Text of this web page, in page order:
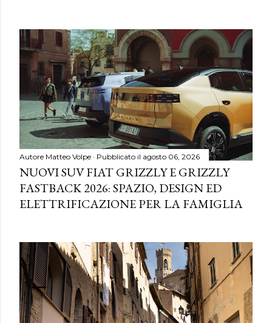
Autore Matteo Volpe Pubblicato il agosto 06, 2026
NUOVI SUV FIAT GRIZZLY E GRIZZLY
FASTBACK 2026: SPAZIO, DESIGN ED
ELETTRIFICAZIONE PER LA FAMIGLIA